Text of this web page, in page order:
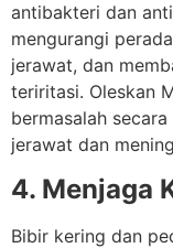
antibakteri dan
mengurangi
jerawat, dan
teriritasi. Oleskan
bermasalah
jerawat dan
4. Menjaga
Bibir kering dan